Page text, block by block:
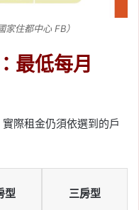
住都中心 FB）
最低每月
際租金仍須依選到的戶
型 三房型